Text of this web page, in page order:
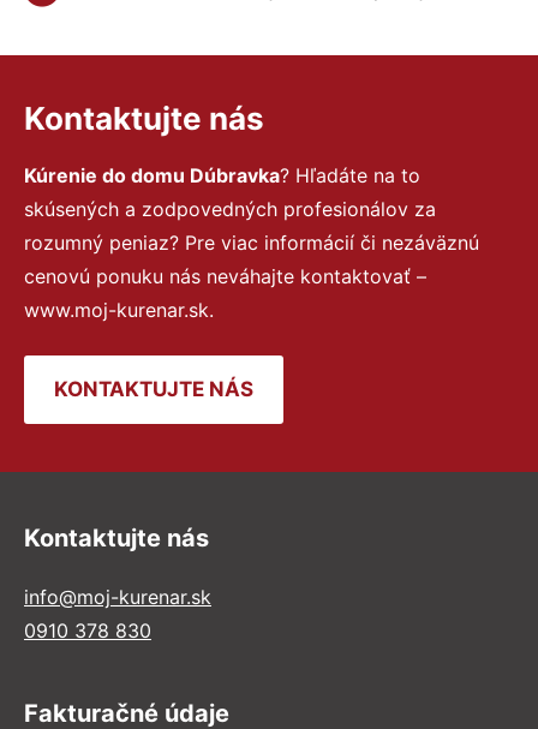
Kontaktujte nás
Kúrenie do domu Dúbravka? Hľadáte na to
skúsených a zodpovedných profesionálov za
rozumný peniaz? Pre viac informácií či nezáväznú
cenovú ponuku nás neváhajte kontaktovať –
www.moj-kurenar.sk.
KONTAKTUJTE NÁS
Kontaktujte nás
info@moj-kurenar.sk
0910 378 830
Fakturačné údaje